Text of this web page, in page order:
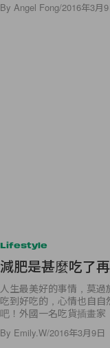
By Angel Fong/2016年3月9
Lifestyle
減肥是甚麼吃了
人生最美好的事情，莫
吃到好吃的，心情也自
吧！外國一名吃貨插畫家
By Emily.W/2016年3月9日